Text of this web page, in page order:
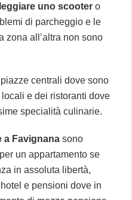
uno scooter o
di parcheggio e le
zona all’altra non sono
centrali dove sono
e dei ristoranti dove
specialità culinarie.
a Favignana sono
un appartamento se
in assoluta libertà,
e pensioni dove in